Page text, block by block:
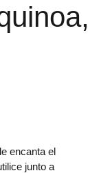
el
junto a